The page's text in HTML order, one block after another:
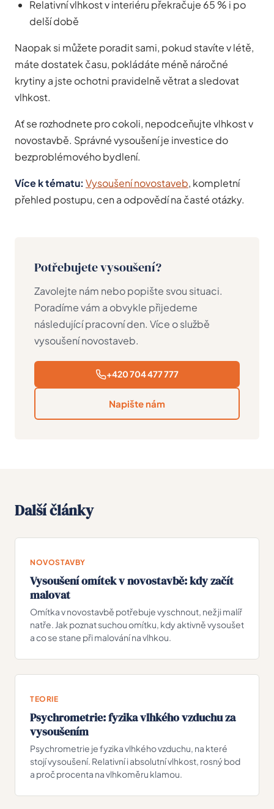
Relativní vlhkost v interiéru překračuje 65 % i po
delší době
Naopak si můžete poradit sami, pokud stavíte v létě,
máte dostatek času, pokládáte méně náročné
krytiny a jste ochotni pravidelně větrat a sledovat
vlhkost.
Ať se rozhodnete pro cokoli, nepodceňujte vlhkost v
novostavbě. Správné vysoušení je investice do
bezproblémového bydlení.
Více k tématu: Vysoušení novostaveb, kompletní
přehled postupu, cen a odpovědí na časté otázky.
Potřebujete vysoušení?
Zavolejte nám nebo popište svou situaci.
Poradíme vám a obvykle přijedeme
následující pracovní den. Více o službě
vysoušení novostaveb.
+420 704 477 777
Napište nám
Další články
NOVOSTAVBY
Vysoušení omítek v novostavbě: kdy začít
malovat
Omítka v novostavbě potřebuje vyschnout, než ji malíř
natře. Jak poznat suchou omítku, kdy aktivně vysoušet
a co se stane při malování na vlhkou.
TEORIE
Psychrometrie: fyzika vlhkého vzduchu za
vysoušením
Psychrometrie je fyzika vlhkého vzduchu, na které
stojí vysoušení. Relativní i absolutní vlhkost, rosný bod
a proč procenta na vlhkoměru klamou.